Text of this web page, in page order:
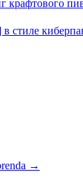
крафтового
в стиле
→